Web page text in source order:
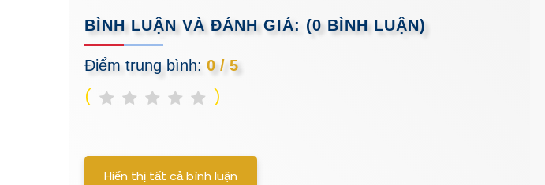
BÌNH LUẬN VÀ ĐÁNH GIÁ: (0 BÌNH LUẬN)
Điểm trung bình: 0 / 5
( )
Hiển thị tất cả bình luận